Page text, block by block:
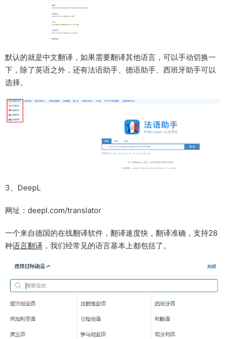
默认的就是中文翻译，如果需要翻译其他语言，可以手动切换一
下，除了英语之外，还有法语助手、德语助手、西班牙助手可以
选择。
3、DeepL
网址：deepl.com/translator
一个来自德国的在线翻译软件，翻译速度快，翻译准确，支持28
种语言翻译 ，我们经常见的语言基本上都包括了。